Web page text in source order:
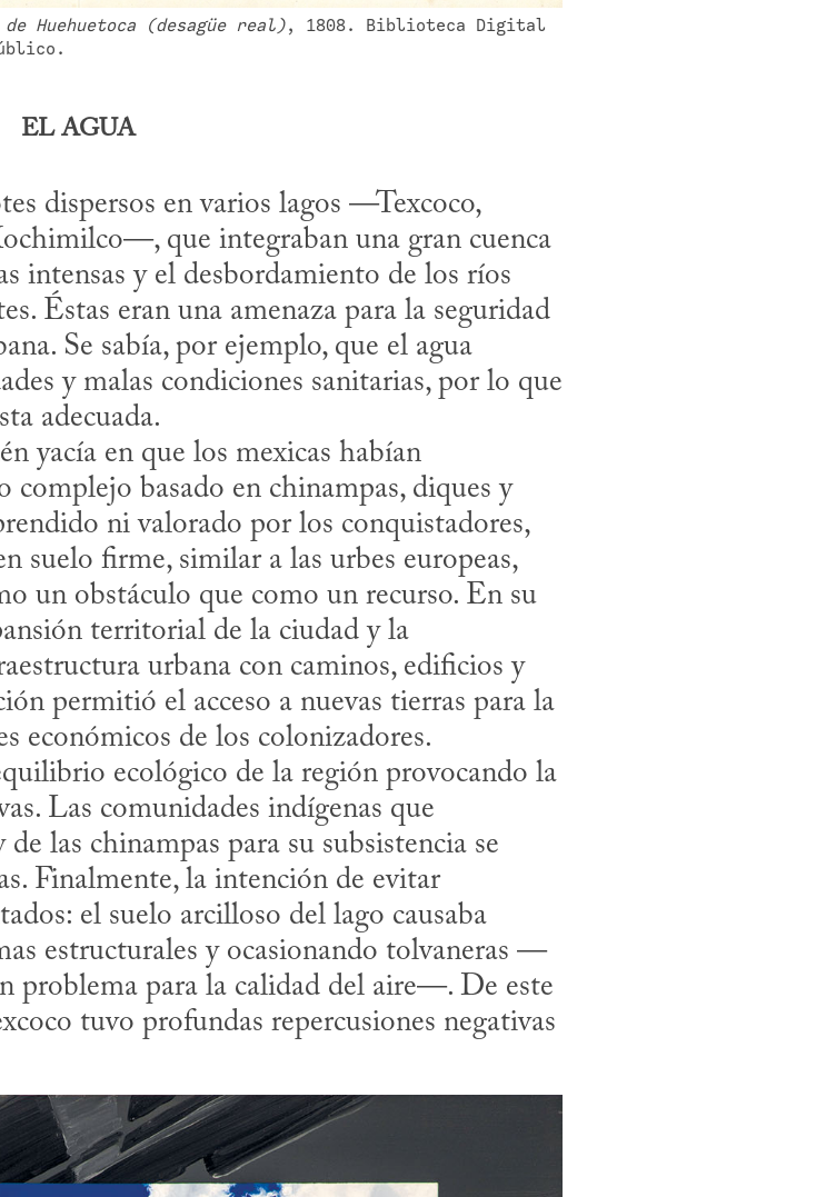
Huehuetoca (desagüe real), 1808. Biblioteca Digital
EL AGUA
dispersos en varios lagos —Texcoco,
que integraban una gran cuenca
intensas y el desbordamiento de los ríos
Éstas eran una amenaza para la seguridad
Se sabía, por ejemplo, que el agua
y malas condiciones sanitarias, por lo que
adecuada.
basado en chinampas, diques y
ni valorado por los conquistadores,
suelo firme, similar a las urbes europeas,
un obstáculo que como un recurso. En su
territorial de la ciudad y la
urbana con caminos, edificios y
permitió el acceso a nuevas tierras para la
económicos de los colonizadores.
Las comunidades indígenas que
las chinampas para su subsistencia se
Finalmente, la intención de evitar
el suelo arcilloso del lago causaba
estructurales y ocasionando tolvaneras —
problema para la calidad del aire—. De este
tuvo profundas repercusiones negativas